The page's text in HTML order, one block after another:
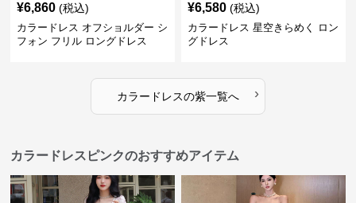
¥6,860 (税込)
カラードレス オフショルダー シ
フォン フリル ロングドレス
¥6,580 (税込)
カラードレス 星空きらめく ロン
グドレス
カラードレスの紫一覧へ ›
カラードレスピンクのおすすめアイテム